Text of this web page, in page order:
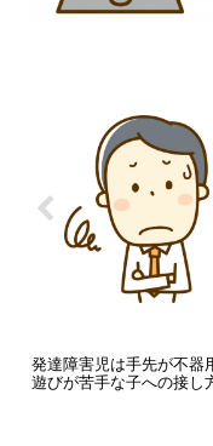
発達障害児は手先が不器
遊びが苦手な子への接し